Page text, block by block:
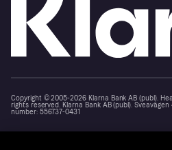
Copyright © 2005-2026 Klarna Bank AB (publ).
rights reserved. Klarna Bank AB (publ). Sveavägen
number: 556737-0431